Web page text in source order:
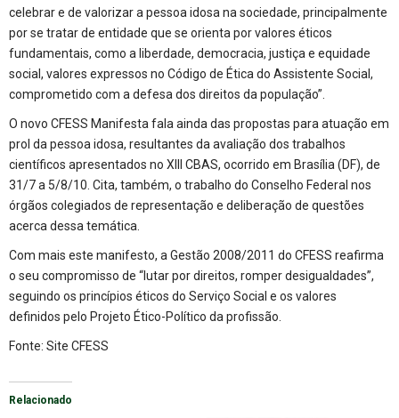
celebrar e de valorizar a pessoa idosa na sociedade, principalmente
por se tratar de entidade que se orienta por valores éticos
fundamentais, como a liberdade, democracia, justiça e equidade
social, valores expressos no Código de Ética do Assistente Social,
comprometido com a defesa dos direitos da população”.
O novo CFESS Manifesta fala ainda das propostas para atuação em
prol da pessoa idosa, resultantes da avaliação dos trabalhos
científicos apresentados no XIII CBAS, ocorrido em Brasília (DF), de
31/7 a 5/8/10. Cita, também, o trabalho do Conselho Federal nos
órgãos colegiados de representação e deliberação de questões
acerca dessa temática.
Com mais este manifesto, a Gestão 2008/2011 do CFESS reafirma
o seu compromisso de “lutar por direitos, romper desigualdades”,
seguindo os princípios éticos do Serviço Social e os valores
definidos pelo Projeto Ético-Político da profissão.
Fonte: Site CFESS
Relacionado